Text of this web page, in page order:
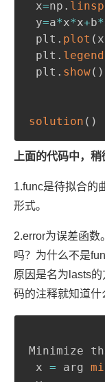
x=np .
y=a*x*x+b*
plt . plot ( x
plt . legend
plt . show( )
solution ( )
上面的代码中，
1.func是待拟合的
形式。
2.error为误差函数
吗？为什么不是
原因是名为lasts
码的注释就知道什
Minimize
x = arg